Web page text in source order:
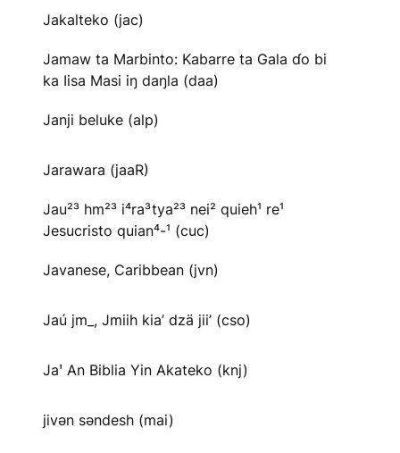
Jakalteko (jac)
Jamaw ta Marbinto: Kabarre ta Gala ɗo bi
ka Iisa Masi iŋ daŋla (daa)
Janji beluke (alp)
Jarawara (jaaR)
Jau²³ hm²³ i⁴ra³tya²³ nei² quieh¹ re¹
Jesucristo quian⁴-¹ (cuc)
Javanese, Caribbean (jvn)
Jaú jm_, Jmiih kia’ dzä jii’ (cso)
Jaꞌ An Biblia Yin Akateko (knj)
jivən səndesh (mai)